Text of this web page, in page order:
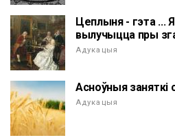
Цеплыня - гэта ...
вылучыцца пры
Адукацыя
Асноўныя
Адукацыя